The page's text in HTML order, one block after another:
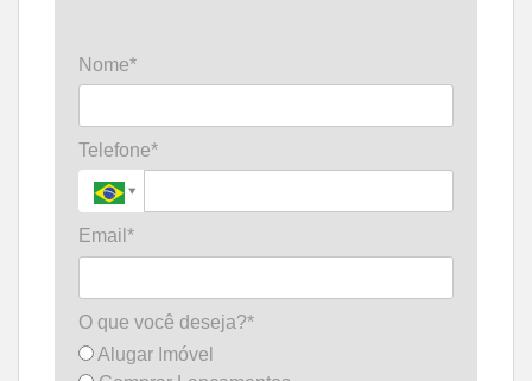
Nome*
Telefone*
Email*
O que você deseja?*
Alugar Imóvel